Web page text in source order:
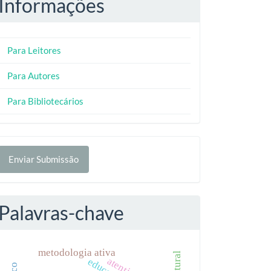
Informações
Para Leitores
Para Autores
Para Bibliotecários
Enviar Submissão
Palavras-chave
metodologia ativa